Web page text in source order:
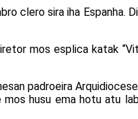
clero sira iha Espanha.
mos esplica katak
padroeira
husu ema hotu atu